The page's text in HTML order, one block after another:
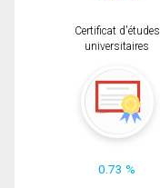
Certificat d'études
universitaires
0.73 %